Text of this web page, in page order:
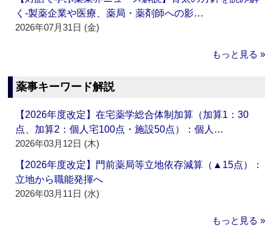
く‐製薬企業や医療、薬局・薬剤師への影…
2026年07月31日 (金)
もっと見る »
薬事キーワード解説
【2026年度改定】在宅薬学総合体制加算（加算1：30
点、加算2：個人宅100点・施設50点）：個人…
2026年03月12日 (木)
【2026年度改定】門前薬局等立地依存減算（▲15点）：
立地から職能発揮へ
2026年03月11日 (水)
もっと見る »